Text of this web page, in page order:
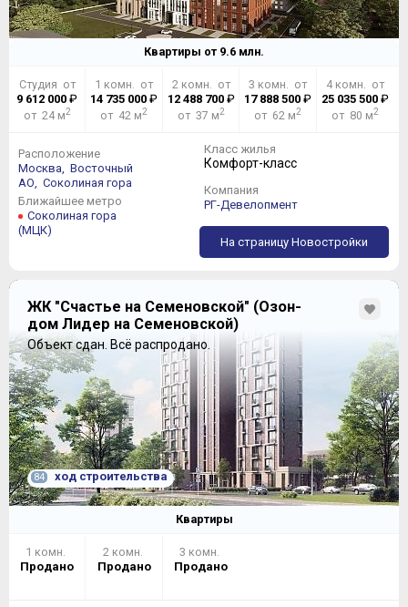
Квартиры от 9.6 млн.
Студия от
9 612 000 ₽
от 24 м2
1 комн. от
14 735 000 ₽
от 42 м2
2 комн. от
12 488 700₽
от 37 м2
3 комн. от
17 888 500 ₽
от 62 м2
4 комн. от
25 035 500₽
от 80 м2
Расположение
Москва, Восточный
АО, Соколиная гора
Ближайшее метро
Соколиная гора
(МЦК)
Класс жилья
Комфорт-класс
Компания
РГ-Девелопмент
На страницу Новостройки
ЖК "Счастье на Семеновской" (Озон-
дом Лидер на Семеновской)
Объект сдан. Всё распродано.
84 ход строительства
Квартиры
1 комн.
Продано
2 комн.
Продано
3 комн.
Продано